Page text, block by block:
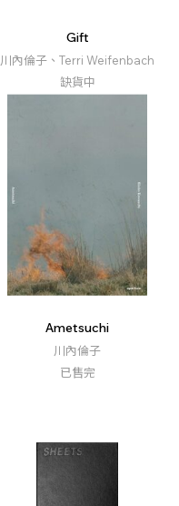
Gift
川內倫子、Terri Weifenbach
缺貨中
Ametsuchi
川內倫子
已售完